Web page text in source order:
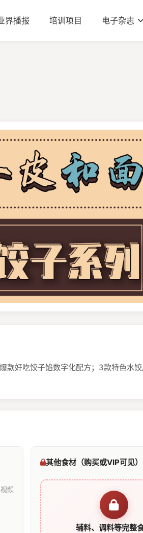
界播报 培训项目 电子杂志
款好吃饺子馅数字化配方；3款特色水
频
其他食材（购买或VIP可见）
辅料、调料等完整